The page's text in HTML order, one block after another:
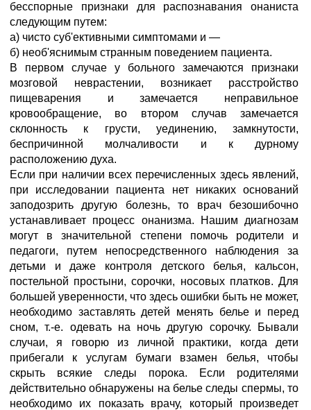
бесспорные признаки для распознавания онаниста
следующим путем:
а) чисто суб'ективными симптомами и —
б) необ'яснимым странным поведением пациента.
В первом случае у больного замечаются признаки
мозговой неврастении, возникает расстройство
пищеварения и замечается неправильное
кровообращение, во втором случав замечается
склонность к грусти, уединению, замкнутости,
беспричинной молчаливости и к дурному
расположению духа.
Если при наличии всех перечисленных здесь явлений,
при исследовании пациента нет никаких оснований
заподозрить другую болезнь, то врач безошибочно
устанавливает процесс онанизма. Нашим диагнозам
могут в значительной степени помочь родители и
педагоги, путем непосредственного наблюдения за
детьми и даже контроля детского белья, кальсон,
постельной простыни, сорочки, носовых платков. Для
большей уверенности, что здесь ошибки быть не может,
необходимо заставлять детей менять белье и перед
сном, т.-е. одевать на ночь другую сорочку. Бывали
случаи, я говорю из личной практики, когда дети
прибегали к услугам бумаги взамен белья, чтобы
скрыть всякие следы порока. Если родителями
действительно обнаружены на белье следы спермы, то
необходимо их показать врачу, который произведет